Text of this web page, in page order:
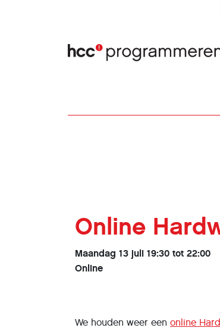
inhoud
Online
Maandag 13 juli 19:30 tot 22:00
Online
We houden weer een online